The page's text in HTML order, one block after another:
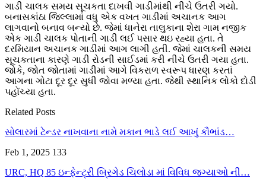
ગાડી ચાલક સમય સૂચકતા દાખવી ગાડીમાંથી નીચે ઉતરી ગયો.
બનાસકાંઠા જિલ્લામાં વધુ એક વખત ગાડીમાં અચાનક આગ
લાગવાનો બનાવ બન્યો છે. જેમાં ધાનેરા તાલુકાના શેરા ગામ નજીક
એક ગાડી ચાલક પોતાની ગાડી લઈ પસાર થઇ રહ્યા હતા. તે
દરમિયાન અચાનક ગાડીમાં આગ લાગી હતી. જેમાં ચાલકની સમય
સૂચકતાના કારણે ગાડી રોડની સાઈડમાં કરી નીચે ઉતરી ગયા હતા.
જોકે, જોત જોતામાં ગાડીમાં આગે વિકરાળ સ્વરૂપ ધારણ કરતાં
આગના ગોટા દૂર દૂર સુધી જોવા મળ્યા હતા. જેથી સ્થાનિક લોકો દોડી
પહોંચ્યા હતા.
Related Posts
સોલારમાં ટેન્ડર નાખવાના નામે મકાન ભાડે લઈ આખું કૌભાંડ…
Feb 1, 2025 133
URC, HQ 85 ઇન્ફેન્ટ્રી બ્રિગેડ ચિલોડા માં વિવિધ જગ્યાઓ ની…